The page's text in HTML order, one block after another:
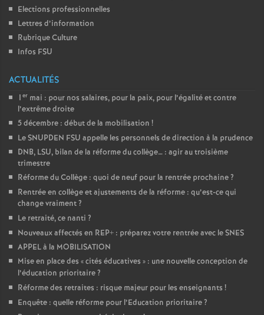
Elections professionnelles
Lettres d’information
Rubrique Culture
Infos FSU
ACTUALITÉS
1 er mai : pour nos salaires, pour la paix, pour l’égalité et contre
l’extrême droite
5 décembre : début de la mobilisation !
Le SNUPDEN FSU appelle les personnels de direction à la prudence
DNB, LSU, bilan de la réforme du collège… : agir au troisième
trimestre
Réforme du Collège : quoi de neuf pour la rentrée prochaine?
Rentrée en collège et ajustements de la réforme : qu’est-ce qui
change vraiment?
Le retraité, ce nanti ?
Nouveaux affectés en REP+ : préparez votre rentrée avec le SNES
APPEL à la MOBILISATION
Mise en place des «cités éducatives » : une nouvelle conception de
l’éducation prioritaire?
Réforme des retraites : risque majeur pour les enseignants !
Enquête : quelle réforme pour l’Education prioritaire?